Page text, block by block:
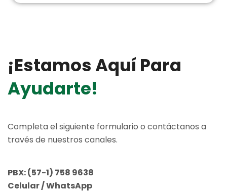
¡estamos Aquí Para
Ayudarte!
Completa el siguiente formulario o contáctanos a
través de nuestros canales.
PBX:(57-1) 758 9638
Celular / WhatsApp